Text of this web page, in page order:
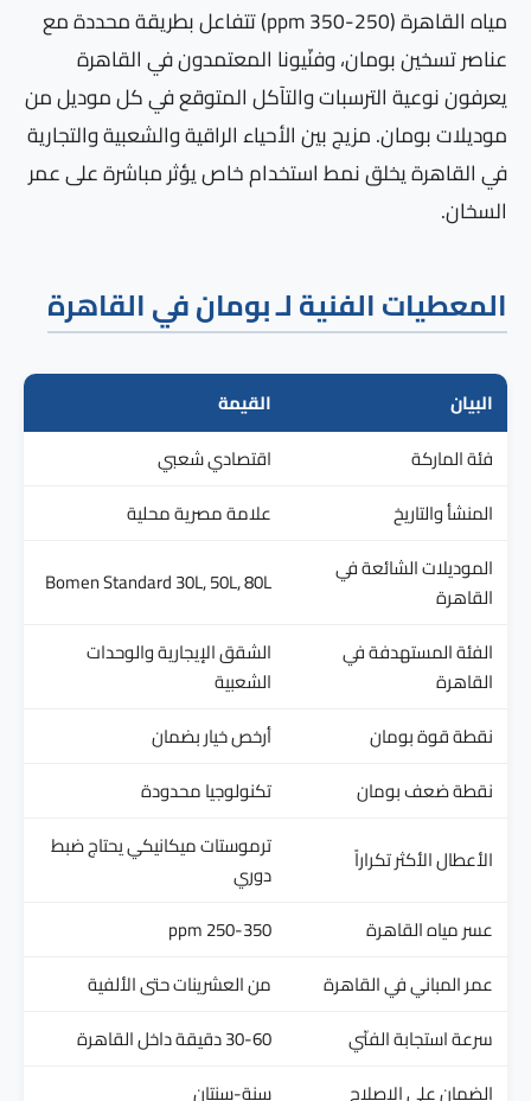
مياه القاهرة (250-350 ppm) تتفاعل بطريقة محددة مع
عناصر تسخين بومان، وفنّيونا المعتمدون في القاهرة
يعرفون نوعية الترسبات والتآكل المتوقع في كل موديل من
موديلات بومان. مزيج بين الأحياء الراقية والشعبية والتجارية
في القاهرة يخلق نمط استخدام خاص يؤثر مباشرة على عمر
السخان.
المعطيات الفنية لـ بومان في القاهرة
البيان
القيمة
فئة الماركة
اقتصادي شعبي
المنشأ والتاريخ
علامة مصرية محلية
الموديلات الشائعة في
القاهرة
Bomen Standard 30L, 50L, 80L
الفئة المستهدفة في
القاهرة
الشقق الإيجارية والوحدات
الشعبية
نقطة قوة بومان
أرخص خيار بضمان
نقطة ضعف بومان
تكنولوجيا محدودة
الأعطال الأكثر تكراراً
ترموستات ميكانيكي يحتاج ضبط
دوري
عسر مياه القاهرة
250-350 ppm
عمر المباني في القاهرة
من العشرينات حتى الألفية
سرعة استجابة الفنّي
30-60 دقيقة داخل القاهرة
الضمان على الإصلاح
سنة-سنتان